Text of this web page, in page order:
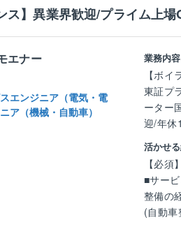
年齢に
換がで
のため
能力を
・構造
・高速
【会社
1969
コンサ
に、近
端を担
ます。
て、
に至る
務に携
交省や
ス】異業界歓迎/プライム上場
エナー
エンジニア（電気・電
ア（機械・自動車）
業務内容
【ボ
東証プ
ーター
迎/年休
あり】
■業務内
同社は
イラや
ナンス
活かせ
【必須】
■サー
整備の
(自動